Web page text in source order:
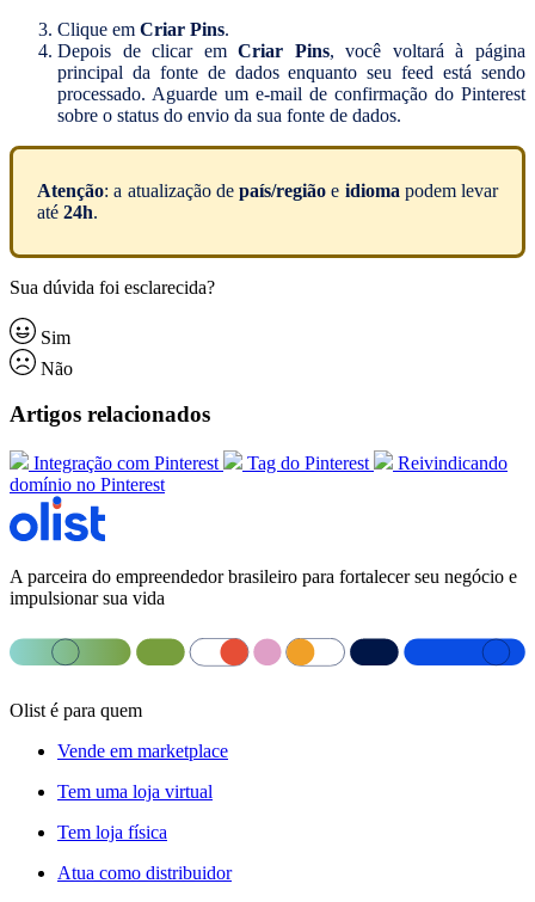
Clique em Criar Pins.
Depois de clicar emCriar Pins, você voltará à página
principal da fonte de dados enquanto seu feed está sendo
processado. Aguarde um e-mail de confirmação do Pinterest
sobre o status do envio da sua fonte de dados.
Atenção: a atualização de país/região e idioma podem levar
até 24h.
Sua dúvida foi esclarecida?
Sim
Não
Artigos relacionados
Integração com Pinterest Tag do Pinterest
Reivindicando
domínio no Pinterest
A parceira do empreendedor brasileiro para fortalecer seu negócio e
impulsionar sua vida
Olist é para quem
Vende em marketplace
Tem uma loja virtual
Tem loja física
Atua como distribuidor